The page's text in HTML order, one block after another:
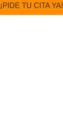
¡PIDE TU CITA YA!